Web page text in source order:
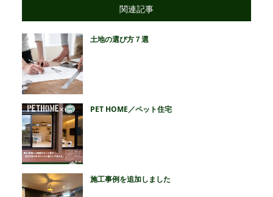
関連記事
土地の選び方７選
PET HOME／ペット住宅
施工事例を追加しました